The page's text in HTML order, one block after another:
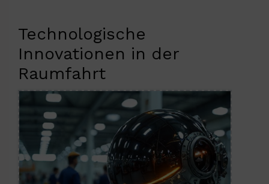
Technologische
Innovationen in der
Raumfahrt